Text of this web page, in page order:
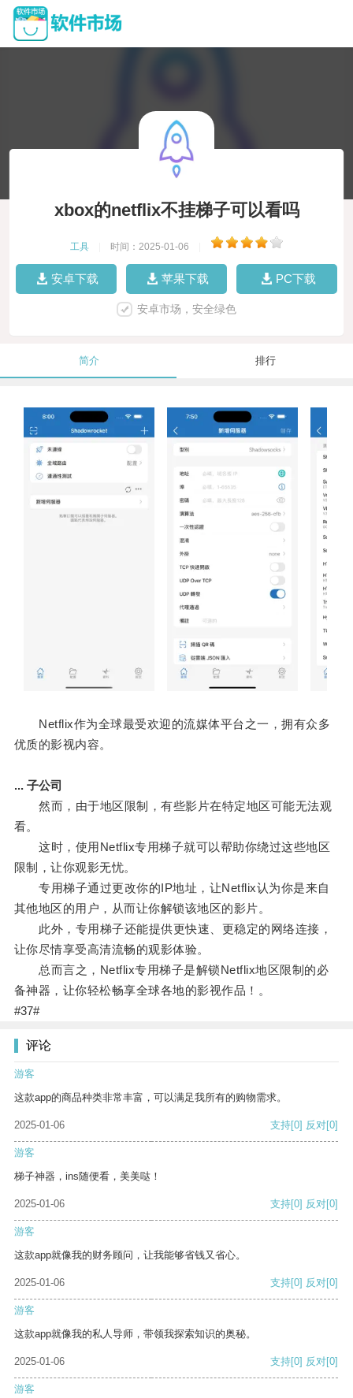
xbox的netflix不挂梯子可以看吗
工具 时间：2025-01-06
安卓下载 苹果下载 PC下载
安卓市场，安全绿色
简介 排行
Netflix作为全球最受欢迎的流媒体平台之一，拥有众多
优质的影视内容。
... 子公司
然而，由于地区限制，有些影片在特定地区可能无法观
看。
这时，使用Netflix专用梯子就可以帮助你绕过这些地区
限制，让你观影无忧。
专用梯子通过更改你的IP地址，让Netflix认为你是来自
其他地区的用户，从而让你解锁该地区的影片。
此外，专用梯子还能提供更快速、更稳定的网络连接，
让你尽情享受高清流畅的观影体验。
总而言之，Netflix专用梯子是解锁Netflix地区限制的必
备神器，让你轻松畅享全球各地的影视作品！。
#37#
评论
游客
这款app的商品种类非常丰富，可以满足我所有的购物需求。
2025-01-06 支持[0] 反对[0]
游客
梯子神器，ins随便看，美美哒！
2025-01-06 支持[0] 反对[0]
游客
这款app就像我的财务顾问，让我能够省钱又省心。
2025-01-06 支持[0] 反对[0]
游客
这款app就像我的私人导师，带领我探索知识的奥秘。
2025-01-06 支持[0] 反对[0]
游客